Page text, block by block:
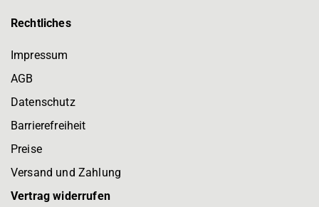
Rechtliches
Impressum
AGB
Datenschutz
Barrierefreiheit
Preise
Versand und Zahlung
Vertrag widerrufen